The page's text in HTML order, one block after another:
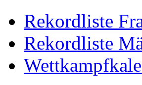
Rekordliste
Rekordliste